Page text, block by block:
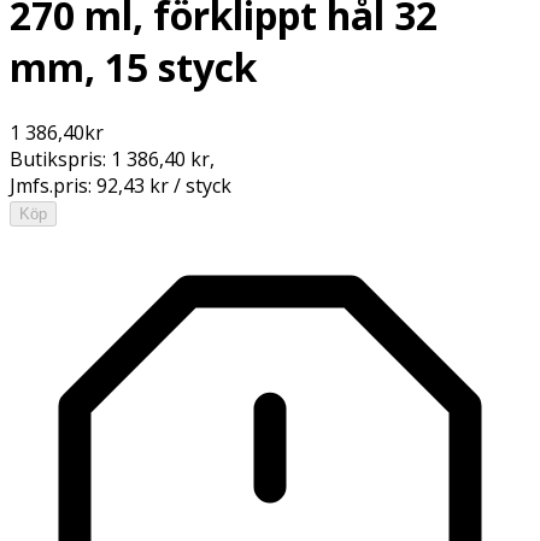
270 ml, förklippt hål 32
mm, 15 styck
1 386,40kr
Butikspris: 1 386,40 kr,
Jmfs.pris: 92,43 kr / styck
Köp